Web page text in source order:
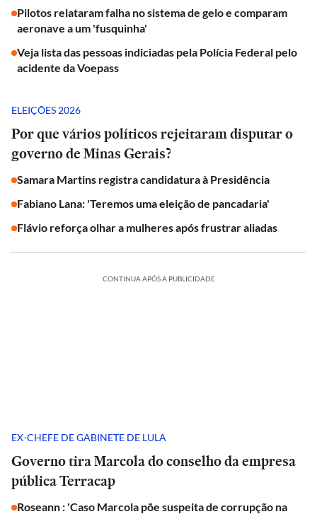
Pilotos relataram falha no sistema de gelo e comparam
aeronave a um 'fusquinha'
Veja lista das pessoas indiciadas pela Polícia Federal pelo
acidente da Voepass
ELEIÇÕES 2026
Por que vários políticos rejeitaram disputar o
governo de Minas Gerais?
Samara Martins registra candidatura à Presidência
Fabiano Lana: 'Teremos uma eleição de pancadaria'
Flávio reforça olhar a mulheres após frustrar aliadas
CONTINUA APÓS A PUBLICIDADE
EX-CHEFE DE GABINETE DE LULA
Governo tira Marcola do conselho da empresa
pública Terracap
Roseann : 'Caso Marcola põe suspeita de corrupção na